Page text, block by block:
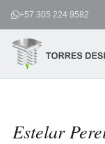
contenido
+57 305 224 9582
Estelar